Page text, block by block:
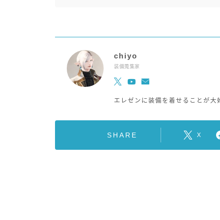
chiyo
装備蒐集家
エレゼンに装備を着せることが大
SHARE X